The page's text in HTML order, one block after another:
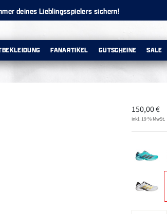
deines Lieblingsspielers sichern!
FANARTIKEL GUTSCHEINE SALE
150,00€
inkl. 19 % MwSt.